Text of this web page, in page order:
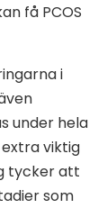
få PCOS
i
under hela
viktig
tycker att
som